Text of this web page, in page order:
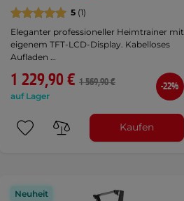
5 (1)
Eleganter professioneller Heimtrainer mit
eigenem TFT-LCD-Display. Kabelloses
Aufladen …
1 229,90 € 1 569,90 €
auf Lager
-22%
Kaufen
Neuheit